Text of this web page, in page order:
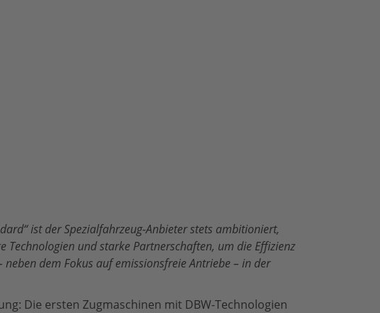
ist der Spezialfahrzeug-Anbieter stets ambitioniert,
und starke Partnerschaften, um die Effizienz
dem Fokus auf emissionsfreie Antriebe – in der
Die ersten Zugmaschinen mit DBW-Technologien